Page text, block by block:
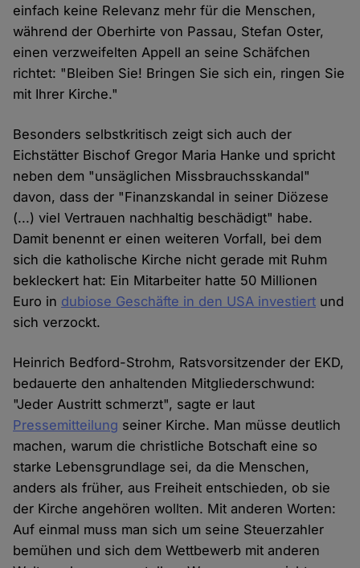
einfach keine Relevanz mehr für die Menschen,
während der Oberhirte von Passau, Stefan Oster,
einen verzweifelten Appell an seine Schäfchen
richtet: "Bleiben Sie! Bringen Sie sich ein, ringen Sie
mit Ihrer Kirche."
Besonders selbstkritisch zeigt sich auch der
Eichstätter Bischof Gregor Maria Hanke und spricht
neben dem "unsäglichen Missbrauchsskandal"
davon, dass der "Finanzskandal in seiner Diözese
(...) viel Vertrauen nachhaltig beschädigt" habe.
Damit benennt er einen weiteren Vorfall, bei dem
sich die katholische Kirche nicht gerade mit Ruhm
bekleckert hat: Ein Mitarbeiter hatte 50 Millionen
Euro in dubiose Geschäfte in den USA investiert und
sich verzockt.
Heinrich Bedford-Strohm, Ratsvorsitzender der EKD,
bedauerte den anhaltenden Mitgliederschwund:
"Jeder Austritt schmerzt", sagte er laut
Pressemitteilung seiner Kirche. Man müsse deutlich
machen, warum die christliche Botschaft eine so
starke Lebensgrundlage sei, da die Menschen,
anders als früher, aus Freiheit entschieden, ob sie
der Kirche angehören wollten. Mit anderen Worten:
Auf einmal muss man sich um seine Steuerzahler
bemühen und sich dem Wettbewerb mit anderen